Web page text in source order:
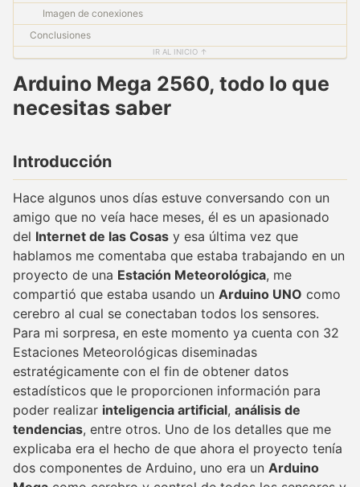
Imagen de conexiones
Conclusiones
IR AL INICIO ↑
Arduino Mega 2560, todo lo que
necesitas saber
Introducción
Hace algunos unos días estuve conversando con un
amigo que no veía hace meses, él es un apasionado
del Internet de las Cosas y esa última vez que
hablamos me comentaba que estaba trabajando en un
proyecto de una Estación Meteorológica, me
compartió que estaba usando un Arduino UNO como
cerebro al cual se conectaban todos los sensores.
Para mi sorpresa, en este momento ya cuenta con 32
Estaciones Meteorológicas diseminadas
estratégicamente con el fin de obtener datos
estadísticos que le proporcionen información para
poder realizar inteligencia artificial, análisis de
tendencias, entre otros. Uno de los detalles que me
explicaba era el hecho de que ahora el proyecto tenía
dos componentes de Arduino, uno era un Arduino